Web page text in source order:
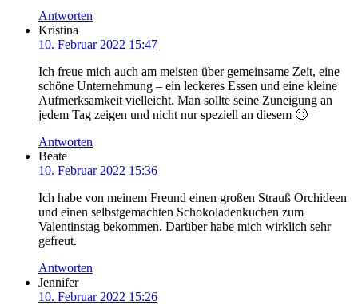
Antworten
Kristina
10. Februar 2022 15:47
Ich freue mich auch am meisten über gemeinsame Zeit, eine
schöne Unternehmung – ein leckeres Essen und eine kleine
Aufmerksamkeit vielleicht. Man sollte seine Zuneigung an
jedem Tag zeigen und nicht nur speziell an diesem 🙂
Antworten
Beate
10. Februar 2022 15:36
Ich habe von meinem Freund einen großen Strauß Orchideen
und einen selbstgemachten Schokoladenkuchen zum
Valentinstag bekommen. Darüber habe mich wirklich sehr
gefreut.
Antworten
Jennifer
10. Februar 2022 15:26